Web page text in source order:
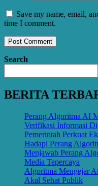
Save my name, email,
time I comment.
Search
BERITA
Perang Algoritma AI
Verifikasi Informasi
Pemerintah Perkuat
Hadapi Perang
Menjawab Perang
Media Tepercaya
Algoritma Mengejar
Akal Sehat Publik